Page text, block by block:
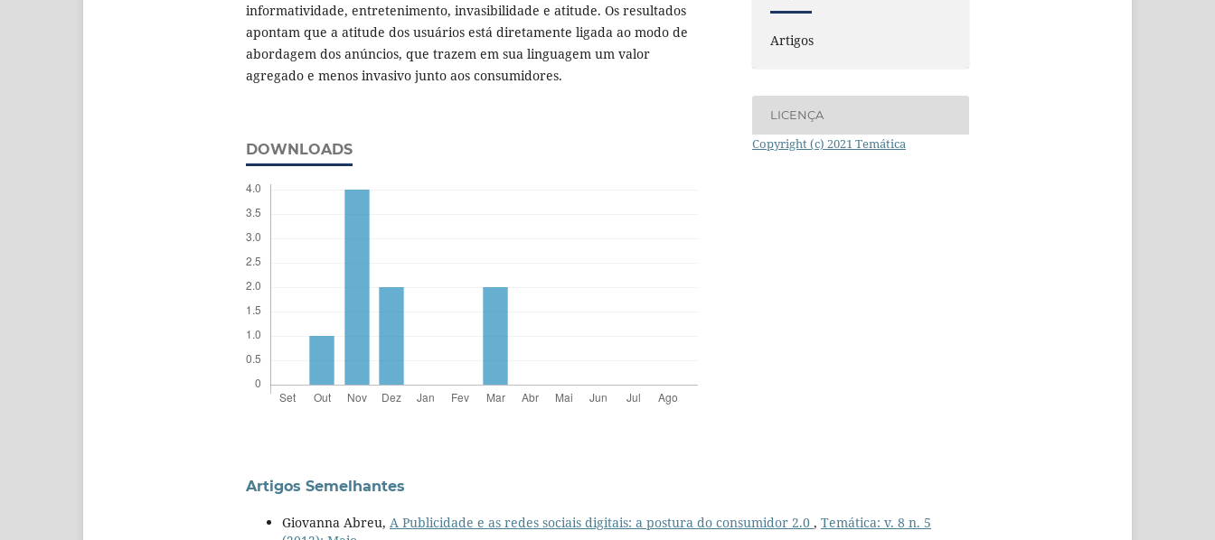
informatividade, entretenimento, invasibilidade e atitude. Os resultados
apontam que a atitude dos usuários está diretamente ligada ao modo de
abordagem dos anúncios, que trazem em sua linguagem um valor
agregado e menos invasivo junto aos consumidores.
DOWNLOADS
Artigos
LICENÇA
Copyright (c) 2021 Temática
Artigos Semelhantes
Giovanna Abreu, A Publicidade e as redes sociais digitais: a postura do consumidor 2.0 , Temática: v. 8 n. 5